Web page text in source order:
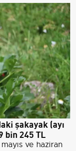
şakayak (ayı
bin 245 TL
ve haziran